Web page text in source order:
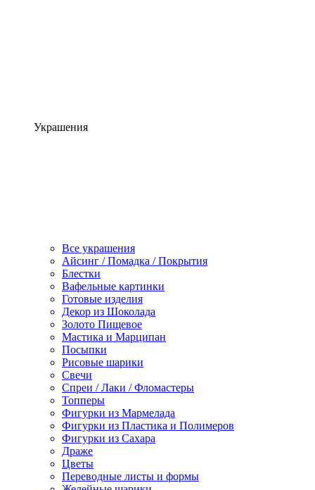
Украшения
Все украшения
Айсинг / Помадка / Покрытия
Блестки
Вафельные картинки
Готовые изделия
Декор из Шоколада
Золото Пищевое
Мастика и Марципан
Посыпки
Рисовые шарики
Свечи
Спреи / Лаки / Фломастеры
Топперы
Фигурки из Мармелада
Фигурки из Пластика и Полимеров
Фигурки из Сахара
Драже
Цветы
Переводные листы и формы